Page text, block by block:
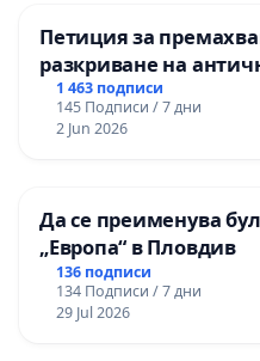
Петиция за
разкриване на
Могиланската
1 463 подписи
145 Подписи / 7 дни
2 Jun 2026
Да се преименува
„Европа“ в Пловдив
136 подписи
134 Подписи / 7 дни
29 Jul 2026